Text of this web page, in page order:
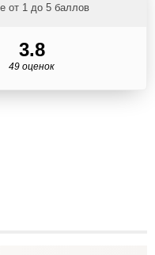
от 1 до 5 баллов
3.8
49 оценок